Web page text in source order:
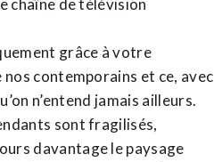
chaîne de télévision
grâce à votre
contemporains et ce, avec
n’entend jamais ailleurs.
sont fragilisés,
davantage le paysage